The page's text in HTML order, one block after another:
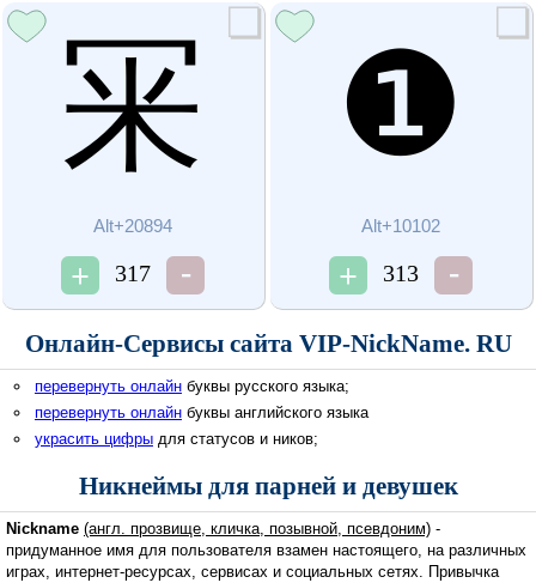
冞
Alt+20894
317
❶
Alt+10102
313
Онлайн-Сервисы сайта VIP-NickName. RU
перевернуть онлайнбуквы русского языка;
перевернуть онлайнбуквы английского языка
украсить цифрыдля статусов и ников;
Никнеймы для парней и девушек
Nickname (англ. прозвище, кличка, позывной, псевдоним) -
придуманное имя для пользователя взамен настоящего, на различных
играх, интернет-ресурсах, сервисах и социальных сетях. Привычка